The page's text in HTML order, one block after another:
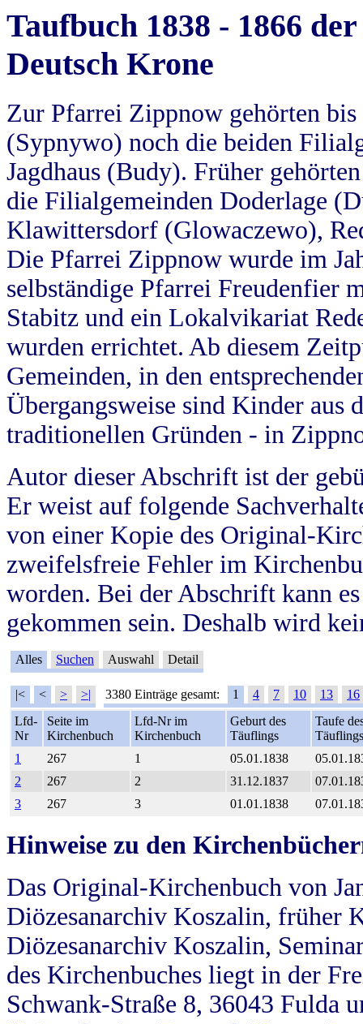
Taufbuch 1838 - 1866
Deutsch Krone
Zur Pfarrei Zippnow gehörten
(Sypnywo) noch die beiden
Jagdhaus (Budy). Früher
die Filialgemeinden Doderlage
Klawittersdorf (Glowaczewo),
Die Pfarrei Zippnow wurde im
selbständige Pfarrei Freudenfier
Stabitz und ein Lokalvikariat
wurden errichtet. Ab diesem
Gemeinden, in den
Übergangsweise sind Kinder aus
traditionellen Gründen - in
Autor dieser Abschrift ist der
Er weist auf folgende
von einer Kopie des Original-
zweifelsfreie Fehler im
worden. Bei der Abschrift kann
gekommen sein. Deshalb wird
Alles Suchen Auswahl Detail
|< < > >| 3380 Einträge gesamt: 1 4 7 10 13
16
Lfd-
Nr
Seite im
Kirchenbuch
Lfd-Nr im
Kirchenbuch
Geburt des
Täuflings
Taufe
Täuflings
1
267 1 05.01.1838
2
267 2 31.12.1837
3
267 3 01.01.1838
Hinweise zu den
Das Original-Kirchenbuch von
Diözesanarchiv Koszalin, früher
Diözesanarchiv Koszalin,
des Kirchenbuches liegt in der
Schwank-Straße 8, 36043 Fulda